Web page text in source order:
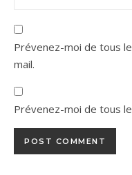
Prévenez-moi de tous
mail.
Prévenez-moi de tous